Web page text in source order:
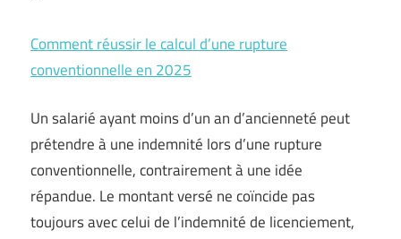
Comment réussir le calcul d’une rupture
conventionnelle en 2025
Un salarié ayant moins d’un an d’ancienneté peut
prétendre à une indemnité lors d’une rupture
conventionnelle, contrairement à une idée
répandue. Le montant versé ne coïncide pas
toujours avec celui de l’indemnité de licenciement,